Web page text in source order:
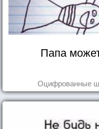
Папа
Оцифрованные